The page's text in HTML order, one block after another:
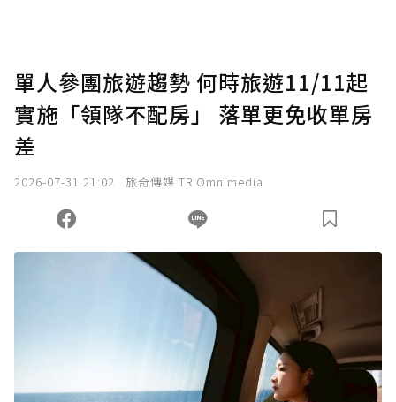
確認送出
您當前剩餘 U 利點數：0點；前往 購買點數
單人參團旅遊趨勢 何時旅遊11/11起
實施「領隊不配房」 落單更免收單房
差
2026-07-31 21:02 旅奇傳媒 TR Omnimedia